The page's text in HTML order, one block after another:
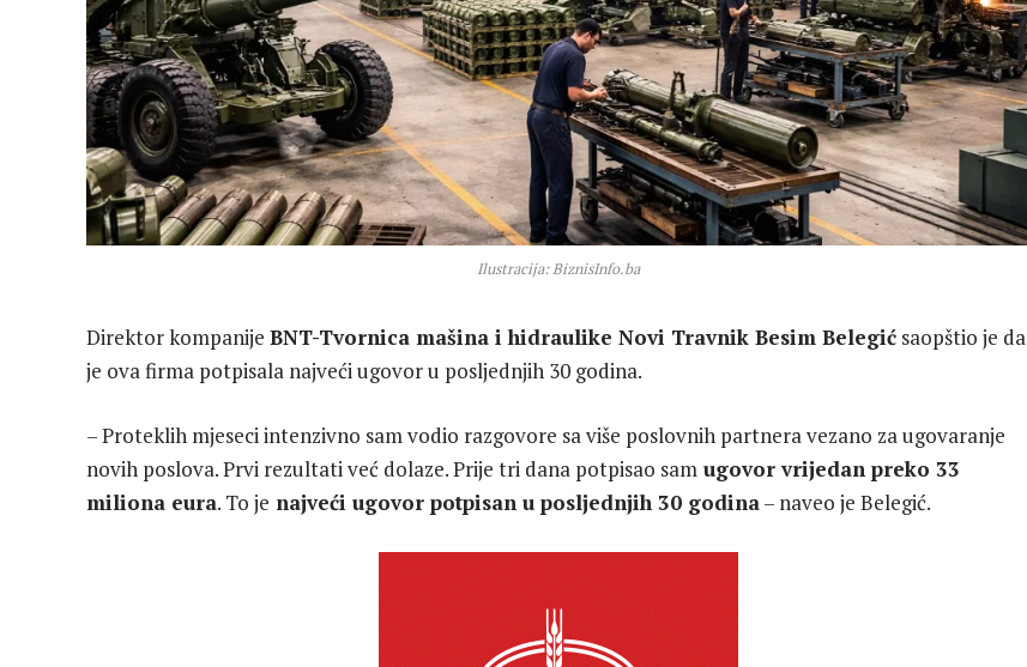
Ilustracija: BiznisInfo.ba
Direktor kompanije BNT-Tvornica mašina i hidraulike Novi Travnik Besim Belegić saopštio je da
je ova firma potpisala najveći ugovor u posljednjih 30 godina.
– Proteklih mjeseci intenzivno sam vodio razgovore sa više poslovnih partnera vezano za ugovaranje
novih poslova. Prvi rezultati već dolaze. Prije tri dana potpisao sam ugovor vrijedan preko 33
miliona eura. To je najveći ugovor potpisan u posljednjih 30 godina– naveo je Belegić.